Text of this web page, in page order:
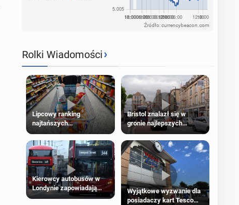
Źródło: currencybeacon.com
Rolki Wiadomości›
Lipcowy ranking
najtańszych
supermarketów
Bristol znalazł się w
gronie najlepszych
kierunków podróży na
świecie
Kierowcy autobusów w
Londynie zapowiadają
strajki
Wyjątkowe wyzwanie dla
posiadaczy kart Tesco